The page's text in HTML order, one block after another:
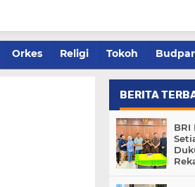
Orkes Religi Tokoh Budpar
BERITA
BRI